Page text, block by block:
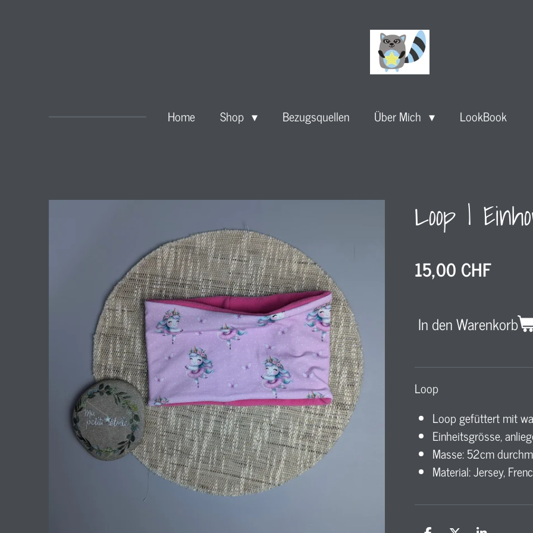
Home Shop Bezugsquellen Über Mich LookBook
Loop l
15,00 CHF
In den Warenkorb
Loop
Loop gefüttert mit
Einheitsgrösse,
Masse: 52cm
Material: Jersey,